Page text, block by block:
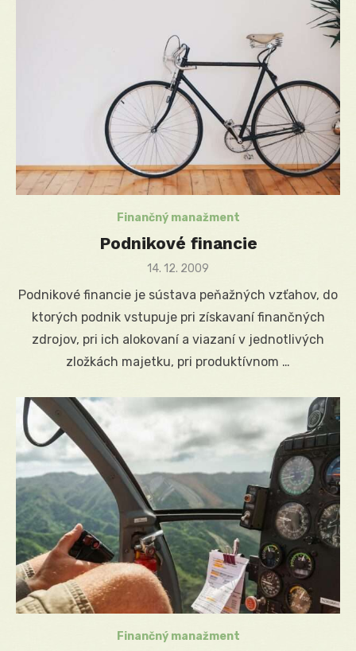
Finančný manažment
Podnikové financie
Posted
14. 12. 2009
Podnikové financie je sústava peňažných vzťahov, do
ktorých podnik vstupuje pri získavaní finančných
zdrojov, pri ich alokovaní a viazaní v jednotlivých
zložkách majetku, pri produktívnom …
Finančný manažment